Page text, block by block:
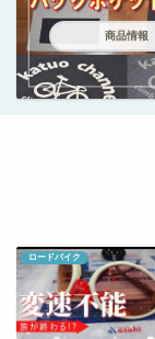
商品情報
ロードバイク